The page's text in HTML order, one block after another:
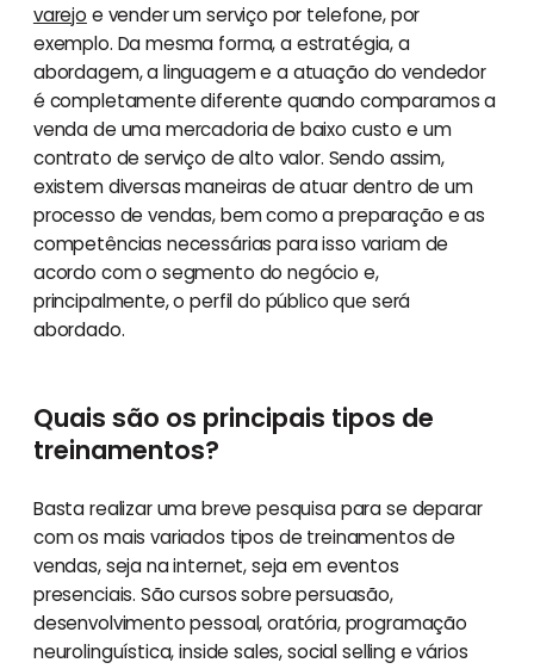
varejo e vender um serviço por telefone, por
exemplo. Da mesma forma, a estratégia, a
abordagem, a linguagem e a atuação do vendedor
é completamente diferente quando comparamos a
venda de uma mercadoria de baixo custo e um
contrato de serviço de alto valor. Sendo assim,
existem diversas maneiras de atuar dentro de um
processo de vendas, bem como a preparação e as
competências necessárias para isso variam de
acordo com o segmento do negócio e,
principalmente, o perfil do público que será
abordado.
Quais são os principais tipos de
treinamentos?
Basta realizar uma breve pesquisa para se deparar
com os mais variados tipos de treinamentos de
vendas, seja na internet, seja em eventos
presenciais. São cursos sobre persuasão,
desenvolvimento pessoal, oratória, programação
neurolinguística, inside sales, social selling e vários